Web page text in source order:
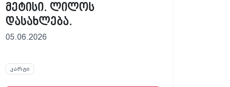
მეტისი. ლილოს
დასახლება.
05.06.2026
კარგი